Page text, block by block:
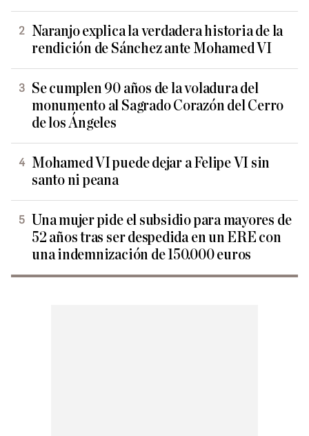
Naranjo explica la verdadera historia de la
rendición de Sánchez ante Mohamed VI
Se cumplen 90 años de la voladura del
monumento al Sagrado Corazón del Cerro
de los Ángeles
Mohamed VI puede dejar a Felipe VI sin
santo ni peana
Una mujer pide el subsidio para mayores de
52 años tras ser despedida en un ERE con
una indemnización de 150.000 euros